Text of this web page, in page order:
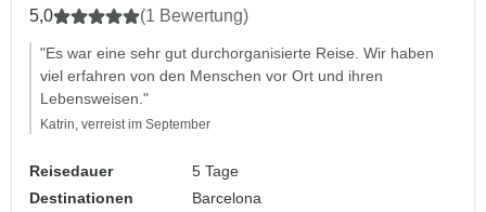
5,0 (1 Bewertung)
"Es war eine sehr gut durchorganisierte Reise. Wir haben
viel erfahren von den Menschen vor Ort und ihren
Lebensweisen."
Katrin, verreist im September
Reisedauer
5 Tage
Destinationen
Barcelona